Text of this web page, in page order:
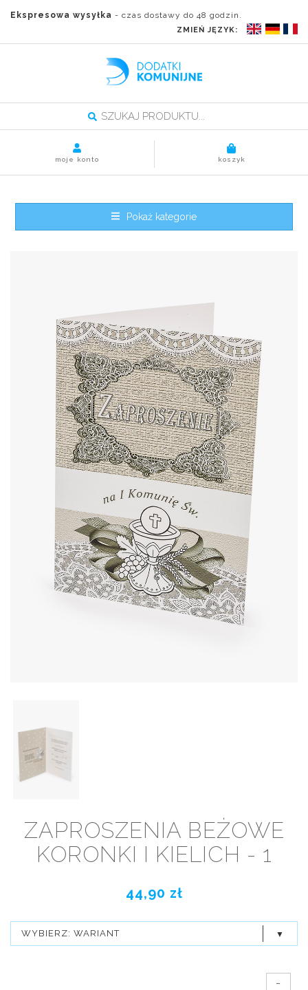
Ekspresowa wysyłka - czas dostawy do 48 godzin.
ZMIEŃ JĘZYK:
koszyk
moje konto
Pokaż kategorie
ZAPROSZENIA BEŻOWE
KORONKI I KIELICH - 1
44,90 zł
WYBIERZ: WARIANT
-